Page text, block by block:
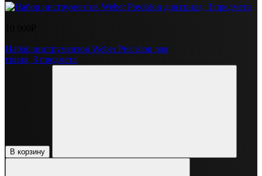
Набор инструментов Weber Precision для
гриля, 3 предмета
В корзину